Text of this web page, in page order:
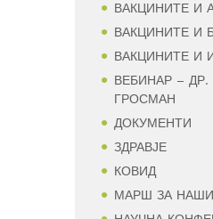
ВАКЦИНИТЕ И
ВАКЦИНИТЕ И
ВАКЦИНИТЕ И
ВЕБИНАР –
ГРОСМАН
ДОКУМЕНТИ
ЗДРАВЈЕ
КОВИД
МАРШ ЗА